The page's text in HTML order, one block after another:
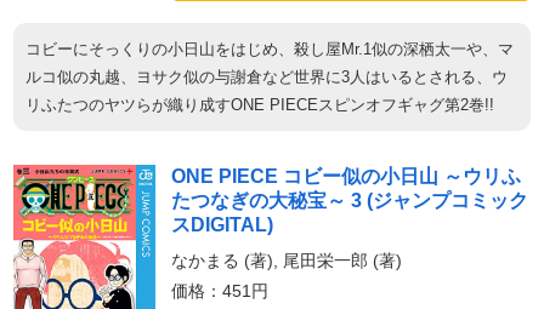
コビーにそっくりの小日山をはじめ、殺し屋Mr.1似の深栖太一や、マ
ルコ似の丸越、ヨサク似の与謝倉など世界に3人はいるとされる、ウ
リふたつのヤツらが織り成すONE PIECEスピンオフギャグ第2巻!!
ONE PIECE コビー似の小日山 ～ウリふ
たつなぎの大秘宝～ 3 (ジャンプコミック
スDIGITAL)
なかまる (著), 尾田栄一郎 (著)
価格：451円